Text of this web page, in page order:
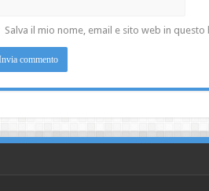
Salva il mio nome, email e sito web in